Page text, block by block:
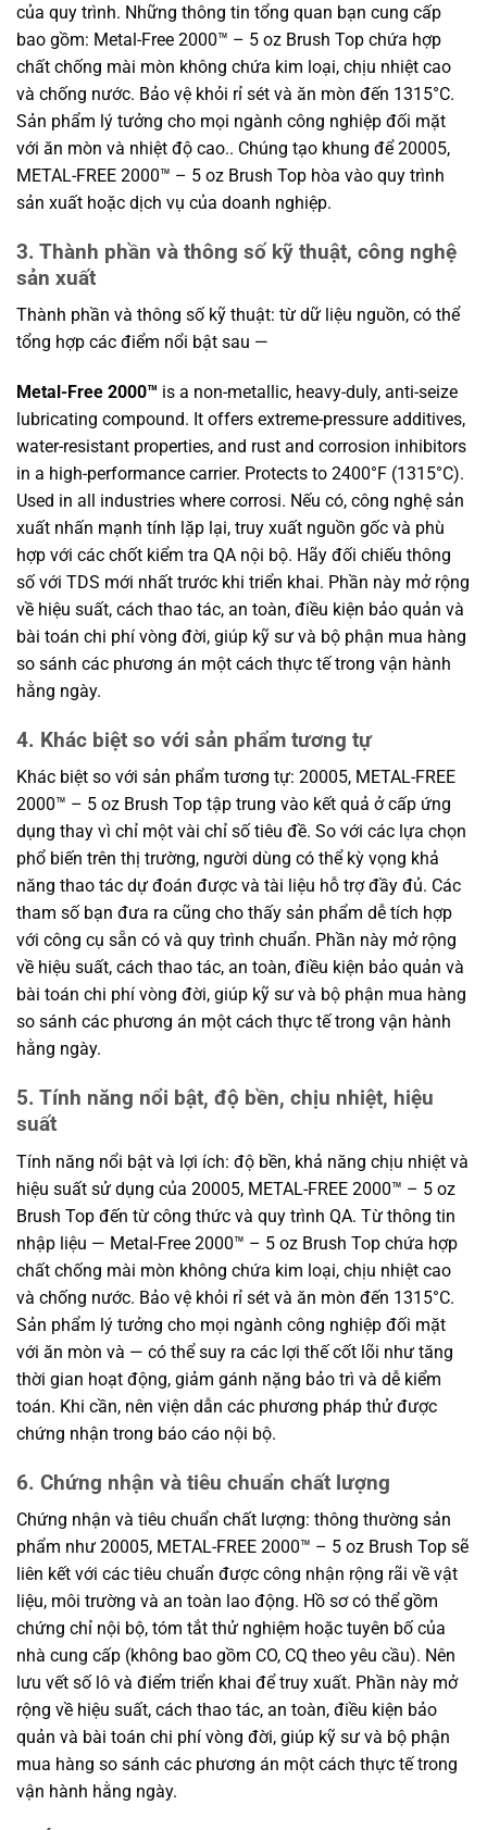
của quy trình. Những thông tin tổng quan bạn cung cấp
bao gồm: Metal-Free 2000™ – 5 oz Brush Top chứa hợp
chất chống mài mòn không chứa kim loại, chịu nhiệt cao
và chống nước. Bảo vệ khỏi rỉ sét và ăn mòn đến 1315°C.
Sản phẩm lý tưởng cho mọi ngành công nghiệp đối mặt
với ăn mòn và nhiệt độ cao.. Chúng tạo khung để 20005,
METAL-FREE 2000™ – 5 oz Brush Top hòa vào quy trình
sản xuất hoặc dịch vụ của doanh nghiệp.
3. Thành phần và thông số kỹ thuật, công nghệ
sản xuất
Thành phần và thông số kỹ thuật: từ dữ liệu nguồn, có thể
tổng hợp các điểm nổi bật sau —
Metal-Free 2000™ is a non-metallic, heavy-duly, anti-seize
lubricating compound. It offers extreme-pressure additives,
water-resistant properties, and rust and corrosion inhibitors
in a high-performance carrier. Protects to 2400°F (1315°C).
Used in all industries where corrosi. Nếu có, công nghệ sản
xuất nhấn mạnh tính lặp lại, truy xuất nguồn gốc và phù
hợp với các chốt kiểm tra QA nội bộ. Hãy đối chiếu thông
số với TDS mới nhất trước khi triển khai. Phần này mở rộng
về hiệu suất, cách thao tác, an toàn, điều kiện bảo quản và
bài toán chi phí vòng đời, giúp kỹ sư và bộ phận mua hàng
so sánh các phương án một cách thực tế trong vận hành
hằng ngày.
4. Khác biệt so với sản phẩm tương tự
Khác biệt so với sản phẩm tương tự: 20005, METAL-FREE
2000™ – 5 oz Brush Top tập trung vào kết quả ở cấp ứng
dụng thay vì chỉ một vài chỉ số tiêu đề. So với các lựa chọn
phổ biến trên thị trường, người dùng có thể kỳ vọng khả
năng thao tác dự đoán được và tài liệu hỗ trợ đầy đủ. Các
tham số bạn đưa ra cũng cho thấy sản phẩm dễ tích hợp
với công cụ sẵn có và quy trình chuẩn. Phần này mở rộng
về hiệu suất, cách thao tác, an toàn, điều kiện bảo quản và
bài toán chi phí vòng đời, giúp kỹ sư và bộ phận mua hàng
so sánh các phương án một cách thực tế trong vận hành
hằng ngày.
5. Tính năng nổi bật, độ bền, chịu nhiệt, hiệu
suất
Tính năng nổi bật và lợi ích: độ bền, khả năng chịu nhiệt và
hiệu suất sử dụng của 20005, METAL-FREE 2000™ – 5 oz
Brush Top đến từ công thức và quy trình QA. Từ thông tin
nhập liệu — Metal-Free 2000™ – 5 oz Brush Top chứa hợp
chất chống mài mòn không chứa kim loại, chịu nhiệt cao
và chống nước. Bảo vệ khỏi rỉ sét và ăn mòn đến 1315°C.
Sản phẩm lý tưởng cho mọi ngành công nghiệp đối mặt
với ăn mòn và — có thể suy ra các lợi thế cốt lõi như tăng
thời gian hoạt động, giảm gánh nặng bảo trì và dễ kiểm
toán. Khi cần, nên viện dẫn các phương pháp thử được
chứng nhận trong báo cáo nội bộ.
6. Chứng nhận và tiêu chuẩn chất lượng
Chứng nhận và tiêu chuẩn chất lượng: thông thường sản
phẩm như 20005, METAL-FREE 2000™ – 5 oz Brush Top sẽ
liên kết với các tiêu chuẩn được công nhận rộng rãi về vật
liệu, môi trường và an toàn lao động. Hồ sơ có thể gồm
chứng chỉ nội bộ, tóm tắt thử nghiệm hoặc tuyên bố của
nhà cung cấp (không bao gồm CO, CQ theo yêu cầu). Nên
lưu vết số lô và điểm triển khai để truy xuất. Phần này mở
rộng về hiệu suất, cách thao tác, an toàn, điều kiện bảo
quản và bài toán chi phí vòng đời, giúp kỹ sư và bộ phận
mua hàng so sánh các phương án một cách thực tế trong
vận hành hằng ngày.